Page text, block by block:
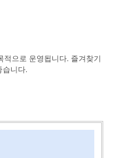
적으로 운영됩니다. 즐겨찾기
습니다.